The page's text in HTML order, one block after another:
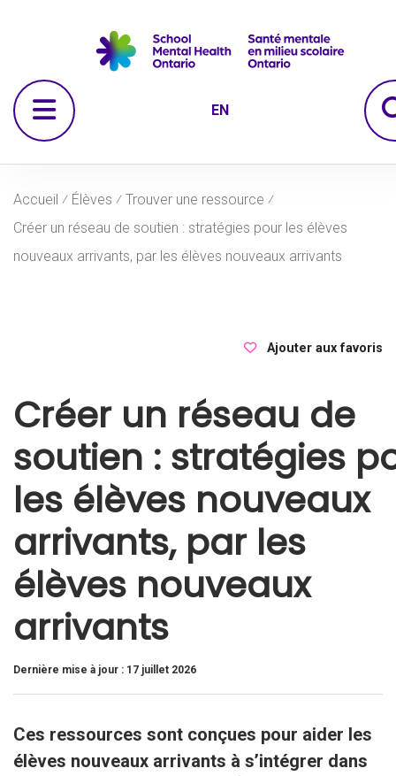
Passer à la navigation
Passer au contenu principal
Passer au pied de page
Ouvrir le menu
EN
Accueil ⁄ Élèves ⁄ Trouver une ressource ⁄
Créer un réseau de soutien : stratégies pour les élèves
nouveaux arrivants, par les élèves nouveaux arrivants
Ajouter aux favoris
Créer un réseau de
soutien : stratégies
les élèves nouveaux
arrivants, par les
élèves nouveaux
arrivants
Dernière mise à jour : 17 juillet 2026
Ces ressources sont conçues pour aider les
élèves nouveaux arrivants à s’intégrer dans